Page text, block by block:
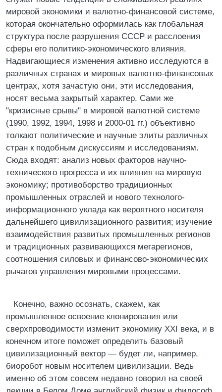
мировой экономики и валютно-финансовой системе,
которая окончательно оформилась как глобальная
структура после разрушения СССР и расслоения
сферы его политико-экономического влияния.
Надвигающиеся изменения активно исследуются в
различных странах и мировых валютно-финансовых
центрах, хотя зачастую они, эти исследования,
носят весьма закрытый характер. Сами же
"кризисные срывы" в мировой валютной системе
(1990, 1992, 1994, 1998 и 2000-01 гг.) объективно
толкают политические и научные элиты различных
стран к подобным дискуссиям и исследованиям.
Сюда входят: анализ новых факторов научно-
технического прогресса и их влияния на мировую
экономику; противоборство традиционных
промышленных отраслей и нового технолого-
информационного уклада как вероятного носителя
дальнейшего цивилизационного развития; изучение
взаимодействия развитых промышленных регионов
и традиционных развивающихся мегарегионов,
соотношения силовых и финансово-экономических
рычагов управления мировыми процессами.
Конечно, важно осознать, скажем, как
промышленное освоение клонирования или
сверхпроводимости изменит экономику XXI века, и в
конечном итоге поможет определить базовый
цивилизационный вектор — будет ли, например,
биоробот новым носителем цивилизации. Ведь
именно об этом совсем недавно говорил на своей